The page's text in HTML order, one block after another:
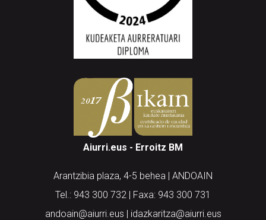
Aiurri.eus - Erroitz BM
Arantzibia plaza, 4-5 behea | ANDOAIN
Tel.: 943 300 732 | Faxa: 943 300 731
andoain@aiurri.eus | idazkaritza@aiurri.eus